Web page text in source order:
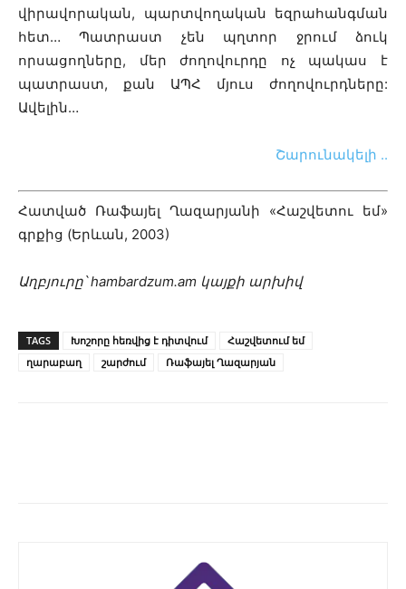
վիրավորական, պարտվողական եզրահանգման
հետ… Պատրաստ չեն պղտոր ջրում ձուկ
որսացողները, մեր ժողովուրդը ոչ պակաս է
պատրաստ, քան ԱՊՀ մյուս ժողովուրդները:
Ավելին…
Շարունակելի ..
Հատված Ռաֆայել Ղազարյանի «Հաշվետու եմ»
գրքից (Երևան, 2003)
Աղբյուրը՝ hambardzum.am կայքի արխիվ
TAGS Խոշորը հեռվից է դիտվում
Հաշվետում եմ
ղարաբաղ
շարժում Ռաֆայել Ղազարյան